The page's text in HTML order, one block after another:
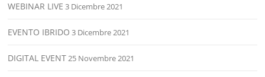
WEBINAR LIVE 3 Dicembre 2021
EVENTO IBRIDO 3 Dicembre 2021
DIGITAL EVENT25 Novembre 2021